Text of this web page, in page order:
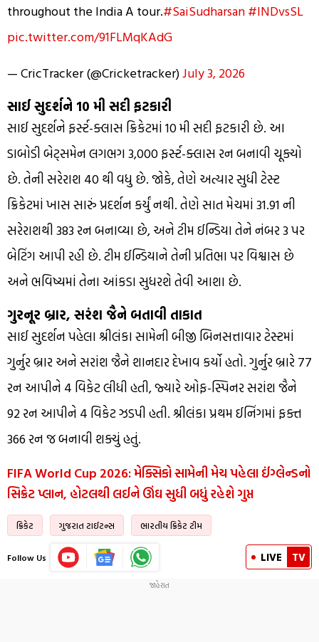
throughout the India A tour.#SaiSudharsan#INDvsSL
pic.twitter.com/91FLMqKAdG
— CricTracker (@Cricketracker)July 3, 2026
સાઈ સુદર્શને 10 મી સદી ફટકારી
સાઈ સુદર્શને ફર્સ્ટ-ક્લાસ ક્રિકેટમાં 10 મી સદી ફટકારી છે. આ
ડાબોડી બેટ્સમેન લગભગ 3,000 ફર્સ્ટ-ક્લાસ રન બનાવી ચૂક્યો
છે. તેની સરેરાશ 40 થી વધુ છે. જોકે, તેણે અત્યાર સુધી ટેસ્ટ
ક્રિકેટમાં ખાસ સારું પ્રદર્શન કર્યું નથી. તેણે સાત મેચમાં 31.91 ની
સરેરાશથી 383 રન બનાવ્યા છે, અને ટીમ ઈન્ડિયા તેને નંબર 3 પર
બેટિંગ આપી રહી છે. ટીમ ઈન્ડિયાને તેની પ્રતિભા પર વિશ્વાસ છે
અને ભવિષ્યમાં તેના આંકડા સુધરશે તેવી આશા છે.
ગુરનૂર બ્રાર, સરંશ જૈને બતાવી તાકાત
સાઈ સુદર્શન પહેલા શ્રીલંકા સામેની બીજી બિનસત્તાવાર ટેસ્ટમાં
ગુર્નુર બ્રાર અને સરાંશ જૈને શાનદાર દેખાવ કર્યો હતો. ગુર્નુર બ્રારે 77
રન આપીને 4 વિકેટ લીધી હતી, જ્યારે ઓફ-સ્પિનર ​​સરાંશ જૈને
92 રન આપીને 4 વિકેટ ઝડપી હતી. શ્રીલંકા પ્રથમ ઈનિંગમાં ફક્ત
366 રન જ બનાવી શક્યું હતું.
FIFA World Cup 2026: મેક્સિકો સામેની મેચ પહેલા ઈંગ્લેન્ડનો
સિક્રેટ પ્લાન, હોટલથી લઈને ઊંઘ સુધી બધું રહેશે ગુપ્ત
ક્રિકેટ ગુજરાત ટાઈટન્સ ભારતીય ક્રિકેટ ટીમ
Follow Us LIVE TV